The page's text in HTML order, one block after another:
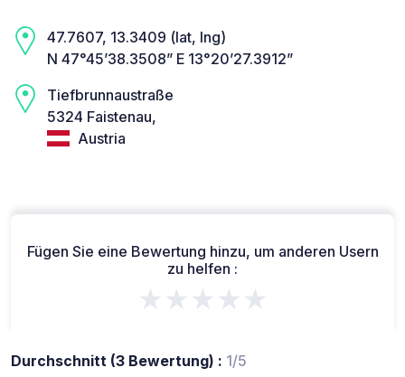
47.7607, 13.3409 (lat, lng)
N 47°45’38.3508” E 13°20’27.3912”
Tiefbrunnaustraße
5324 Faistenau,
Austria
Fügen Sie eine Bewertung hinzu, um anderen Usern
zu helfen :
★★★★★
Durchschnitt (3 Bewertung) : 1/5